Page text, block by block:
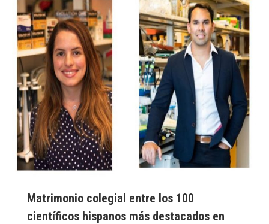
Matrimonio colegial entre los 100
científicos hispanos más destacados en